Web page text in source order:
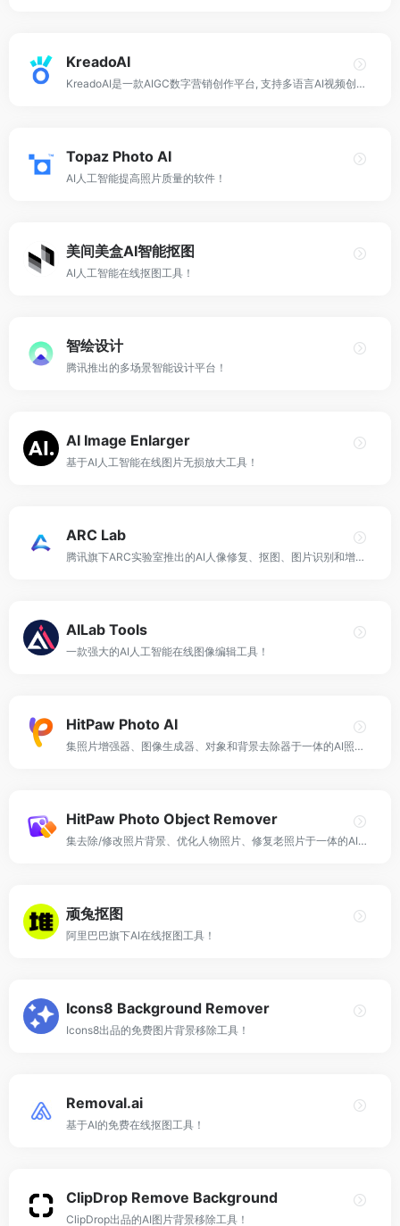
KreadoAI
KreadoAI是一款AIGC数字营销创作平台, 支持多语言AI视频创作; 只需输入文本或关键词, 即可创作真实/虚拟人物的多语言口播视频, 为创作者提供AI赋能。
Topaz Photo AI
AI人工智能提高照片质量的软件！
美间美盒AI智能抠图
AI人工智能在线抠图工具！
智绘设计
腾讯推出的多场景智能设计平台！
AI Image Enlarger
基于AI人工智能在线图片无损放大工具！
ARC Lab
腾讯旗下ARC实验室推出的AI人像修复、抠图、图片识别和增强工具！
AILab Tools
一款强大的AI人工智能在线图像编辑工具！
HitPaw Photo AI
集照片增强器、图像生成器、对象和背景去除器于一体的AI照片编辑工具！
HitPaw Photo Object Remover
集去除/修改照片背景、优化人物照片、修复老照片于一体的AI人工智能照片编辑工具！
顽兔抠图
阿里巴巴旗下AI在线抠图工具！
Icons8 Background Remover
Icons8出品的免费图片背景移除工具！
Removal.ai
基于AI的免费在线抠图工具！
ClipDrop Remove Background
ClipDrop出品的AI图片背景移除工具！